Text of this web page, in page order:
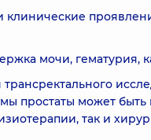
мочи, гематурия,
простаты может
так и